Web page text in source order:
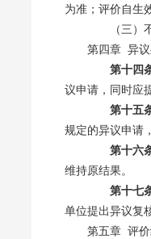
为准；评价自生
（三）不
第四章 异
第十四
议申请，同时应
第十五
规定的异议申请
第十六
维持原结果。
第十七
单位提出异议复
第五章 评